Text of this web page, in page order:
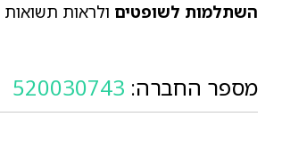
השתלמות לשופטים ולראות תשואות
מספר החברה: 520030743